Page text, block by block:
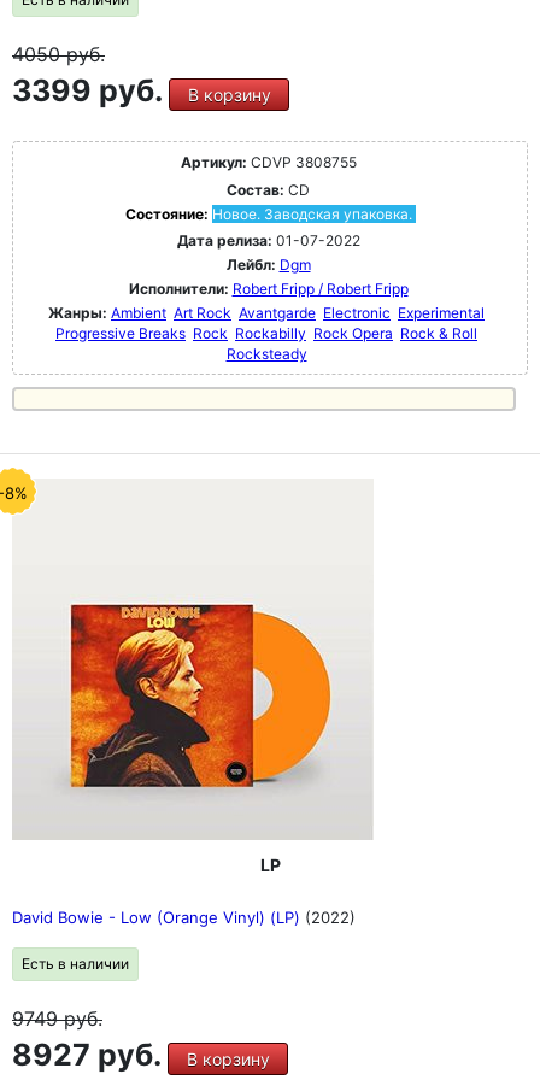
4050руб.
3399 руб. В корзину
Артикул: CDVP 3808755
Состав: CD
Состояние: Новое. Заводская упаковка.
Дата релиза: 01-07-2022
Лейбл: Dgm
Исполнители: Robert Fripp / Robert Fripp
Жанры: Ambient Art Rock Avantgarde Electronic Experimental
Progressive Breaks Rock Rockabilly Rock Opera Rock & Roll
Rocksteady
8%
LP
David Bowie - Low (Orange Vinyl) (LP) (2022)
Есть в наличии
9749руб.
8927 руб. В корзину